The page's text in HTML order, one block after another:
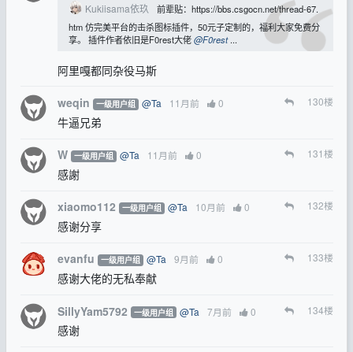
Kukiisama依玖
前辈贴：https://bbs.csgocn.net/thread-67.
htm 仿完美平台的击杀图标插件，50元子定制的，福利大家免费分
享。 插件作者依旧是F0rest大佬@F0rest...
阿里嘎都同杂役马斯
weqin 一级用户组 @Ta 11月前 0 130楼
牛逼兄弟
W 一级用户组 @Ta 11月前 0 131楼
感謝
xiaomo112 一级用户组 @Ta 10月前 0 132楼
感谢分享
evanfu 一级用户组 @Ta 9月前 0 133楼
感谢大佬的无私奉献
SillyYam5792 一级用户组 @Ta 7月前 0 134楼
感谢